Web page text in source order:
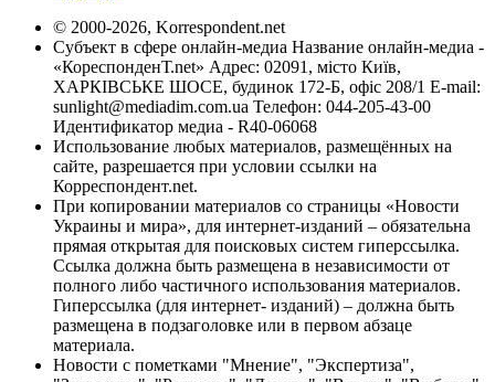
© 2000-2026, Korrespondent.net
Субъект в сфере онлайн-медиа Название онлайн-медиа -
«КореспонденТ.net» Адрес: 02091, місто Київ,
ХАРКІВСЬКЕ ШОСЕ, будинок 172-Б, офіс 208/1 E-mail:
sunlight@mediadim.com.ua Телефон: 044-205-43-00
Идентификатор медиа - R40-06068
Использование любых материалов, размещённых на
сайте, разрешается при условии ссылки на
Корреспондент.net.
При копировании материалов со страницы «Новости
Украины и мира», для интернет-изданий – обязательна
прямая открытая для поисковых систем гиперссылка.
Ссылка должна быть размещена в независимости от
полного либо частичного использования материалов.
Гиперссылка (для интернет- изданий) – должна быть
размещена в подзаголовке или в первом абзаце
материала.
Новости с пометками "Мнение", "Экспертиза",